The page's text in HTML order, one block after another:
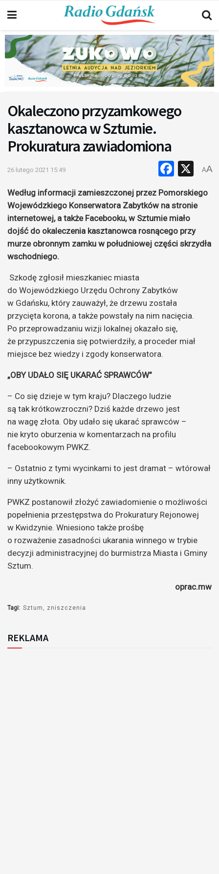
Okaleczono przyzamkowego
kasztanowca w Sztumie.
Prokuratura zawiadomiona
26 lutego 2021 15:49 X
AA
Według informacji zamieszczonej przez Pomorskiego
Wojewódzkiego Konserwatora Zabytków na stronie
internetowej, a także Facebooku, w Sztumie miało
dojść do okaleczenia kasztanowca rosnącego przy
murze obronnym zamku w południowej części skrzydła
wschodniego.
Szkodę zgłosił mieszkaniec miasta
do Wojewódzkiego Urzędu Ochrony Zabytków
w Gdańsku, który zauważył, że drzewu została
przycięta korona, a także powstały na nim nacięcia.
Po przeprowadzaniu wizji lokalnej okazało się,
że przypuszczenia się potwierdziły, a proceder miał
miejsce bez wiedzy i zgody konserwatora.
„OBY UDAŁO SIĘ UKARAĆ SPRAWCÓW”
– Co się dzieje w tym kraju? Dlaczego ludzie
są tak krótkowzroczni? Dziś każde drzewo jest
na wagę złota. Oby udało się ukarać sprawców –
nie kryto oburzenia w komentarzach na profilu
facebookowym PWKZ.
– Ostatnio z tymi wycinkami to jest dramat – wtórował
inny użytkownik.
PWKZ postanowił złożyć zawiadomienie o możliwości
popełnienia przestępstwa do Prokuratury Rejonowej
w Kwidzynie. Wniesiono także prośbę
o rozważenie zasadności ukarania winnego w trybie
decyzji administracyjnej do burmistrza Miasta i Gminy
Sztum.
oprac.mw
Tagi: Sztum zniszczenia
REKLAMA